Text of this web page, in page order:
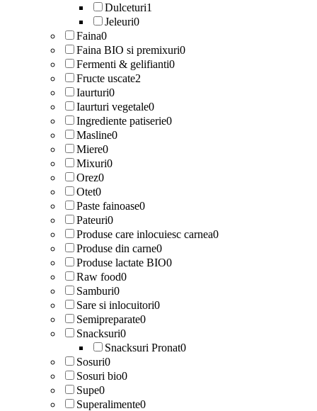
Dulceturi1
Jeleuri0
Faina0
Faina BIO si premixuri0
Fermenti & gelifianti0
Fructe uscate2
Iaurturi0
Iaurturi vegetale0
Ingrediente patiserie0
Masline0
Miere0
Mixuri0
Orez0
Otet0
Paste fainoase0
Pateuri0
Produse care inlocuiesc carnea0
Produse din carne0
Produse lactate BIO0
Raw food0
Samburi0
Sare si inlocuitori0
Semipreparate0
Snacksuri0
Snacksuri Pronat0
Sosuri0
Sosuri bio0
Supe0
Superalimente0